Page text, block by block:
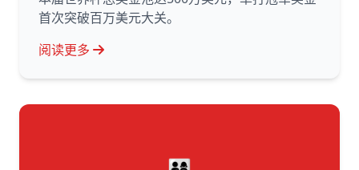
首次突破百万美元大关。
阅读更多